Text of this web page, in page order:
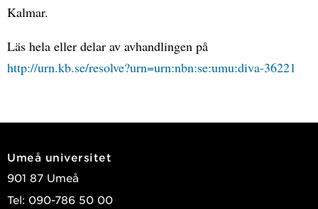
Kalmar.
Läs hela eller delar av avhandlingen på
http://urn.kb.se/resolve?urn=urn:nbn:se:umu:diva-36221
Umeå universitet
901 87 Umeå
Tel: 090-786 50 00